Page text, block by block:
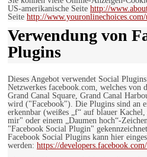
US-amerikanische Seite http://
Seite http://
Verwendung von
Plugins
Dieses Angebot verwendet Social
Netzwerkes facebook.com, welches von
Grand Canal Square, Grand Canal
wird ("Facebook"). Die Plugins sind an
erkennbar (weißes „f“ auf blauer
mir" oder einem „Daumen hoch“-
"Facebook Social Plugin"
Facebook Social Plugins kann hier
werden: https://